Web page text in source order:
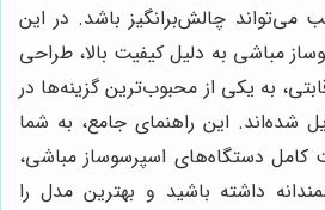
می‌تواند چالش‌برانگیز باشد. در این
مباشی به دلیل کیفیت بالا، طراحی
به یکی از محبوب‌ترین گزینه‌ها در
شده‌اند. این راهنمای جامع، به شما
دستگاه‌های اسپرسوساز مباشی،
داشته باشید و بهترین مدل را